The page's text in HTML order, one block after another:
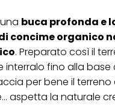
buca profonda e
concime organico
. Preparato così il
interralo fino alla
per bene il
aspetta la naturale